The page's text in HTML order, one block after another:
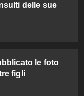
delle sue
le foto
figli